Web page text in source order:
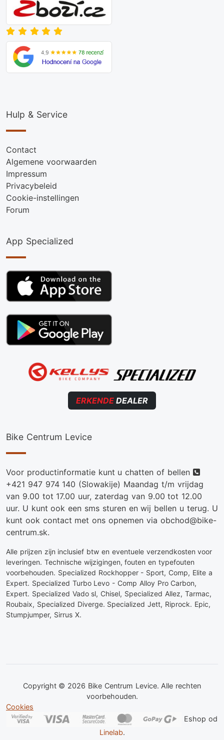
Hulp & Service
Contact
Algemene voorwaarden
Impressum
Privacybeleid
Cookie-instellingen
Forum
App Specialized
ERKENDEDEALER
Bike Centrum Levice
Voor productinformatie kunt u chatten of bellen
+421 947 974 140 (Slowakije) Maandag t/m vrijdag
van 9.00 tot 17.00 uur, zaterdag van 9.00 tot 12.00
uur. U kunt ook een sms sturen en wij bellen u terug. U
kunt ook contact met ons opnemen via obchod@bike-
centrum.sk.
Alle prijzen zijn inclusief btw en eventuele verzendkosten voor
leveringen. Technische wijzigingen, fouten en typefouten
voorbehouden. Specialized Rockhopper - Sport, Comp, Elite a
Expert. Specialized Turbo Levo - Comp Alloy Pro Carbon,
Expert. Specialized Vado sl, Chisel, Specialized Allez, Tarmac,
Roubaix, Specialized Diverge. Specialized Jett, Riprock. Epic,
Stumpjumper, Sirrus X.
Copyright © 2026 Bike Centrum Levice. Alle rechten
voorbehouden.
Cookies
Eshop od
Linelab.